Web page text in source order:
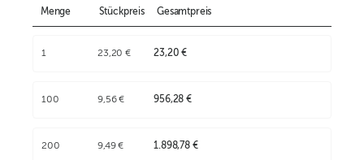
Menge Stückpreis Gesamtpreis
1 23,20 € 23,20 €
100 9,56 € 956,28 €
200 9,49 € 1.898,78 €